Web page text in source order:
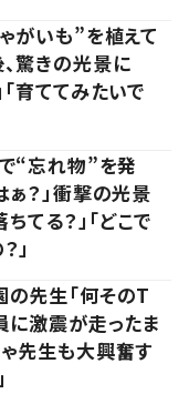
がいも”を植えて
驚きの光景に
「育ててみたいで
“忘れ物”を発
？」衝撃の光景
ちてる？」「どこで
」
先生「何そのT
に激震が走ったま
先生も大興奮す